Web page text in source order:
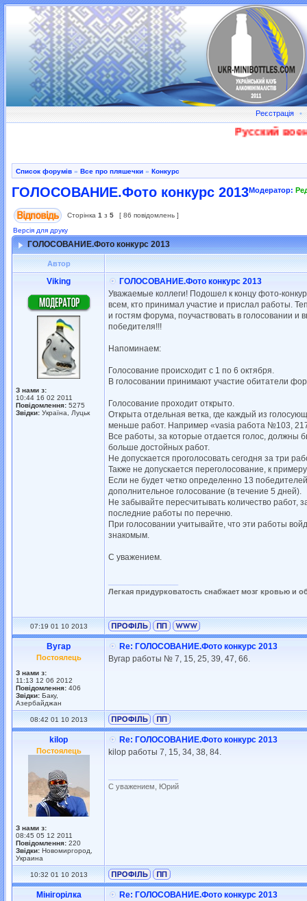
Реєстрація •
Русский
Список форумів » Все про пляшечки » Конкурс
ГОЛОСОВАНИЕ.Фото конкурс 2013Модератор:
Сторінка 1 з 5
[ 86 повідомлень ]
Версія для друку
ГОЛОСОВАНИЕ.Фото конкурс 2013
Автор
Viking
З нами з:
10:44 16 02 2011
Повідомлення: 5275
Звідки: Україна, Луцьк
ГОЛОСОВАНИЕ.Фото конкурс 2013
Уважаемые коллеги! Подошел к концу фото-
всем, кто принимал участие и прислал работы.
и гостям форума, поучаствовать в голосовании и
победителя!!!
Напоминаем:
Голосование происходит с 1 по 6 октября.
В голосовании принимают участие обитатели
Голосование проходит открыто.
Открыта отдельная ветка, где каждый из
меньше работ. Например «vasia работа №103,
Все работы, за которые отдается голос, должны
больше достойных работ.
Не допускается проголосовать сегодня за три
Также не допускается переголосование, к
Если не будет четко определенно 13
дополнительное голосование (в течение 5 дней).
Не забывайте пересчитывать количество работ,
последние работы по перечню.
При голосовании учитывайте, что эти работы
знакомым.
С уважением.
Легкая придурковатость снабжает мозг кровью и
07:19 01 10 2013
Вугар
Постоялець
З нами з:
11:13 12 06 2012
Повідомлення: 406
Звідки: Баку,
Азербайджан
Re: ГОЛОСОВАНИЕ.Фото конкурс 2013
Вугар работы № 7, 15, 25, 39, 47, 66.
08:42 01 10 2013
kilop
Постоялець
З нами з:
08:45 05 12 2011
Повідомлення: 220
Звідки: Новомиргород,
Украина
Re: ГОЛОСОВАНИЕ.Фото конкурс 2013
kilop работы 7, 15, 34, 38, 84.
С уважением, Юрий
10:32 01 10 2013
Mінігорілка
Re: ГОЛОСОВАНИЕ.Фото конкурс 2013